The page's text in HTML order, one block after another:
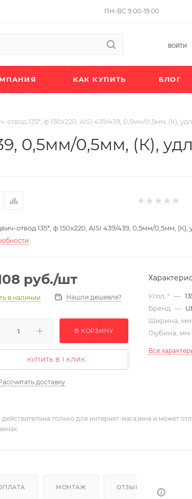
ПН-ВС 9:00-19:00
ВОЙТИ
КАК КУПИТЬ БЛОГ
отвод 135*, ф 150х220, AISI 439/439, 0,5мм/0,5мм, (К),
0,5мм/0,5мм, (К),
отвод 135*, ф 150х220, AISI 439/439, 0,5мм/0,5мм, (К),
руб./шт
в наличии Нашли дешевле?
В КОРЗИНУ
КУПИТЬ В 1 КЛИК
доставку
Угол, ° —
Бренд —
Ширина, мм
Глубина, мм
Все
действительна только для интернет-магазина и может
МОНТАЖ ОТЗЫВЫ